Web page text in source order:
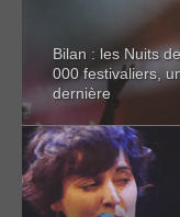
Bilan : les Nuits
000 festivaliers,
dernière